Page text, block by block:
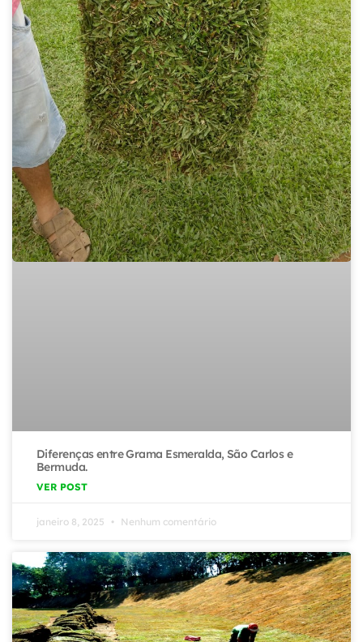
Diferenças entre Grama Esmeralda, São Carlos e
Bermuda.
VER POST
janeiro 8, 2025 Nenhum comentário